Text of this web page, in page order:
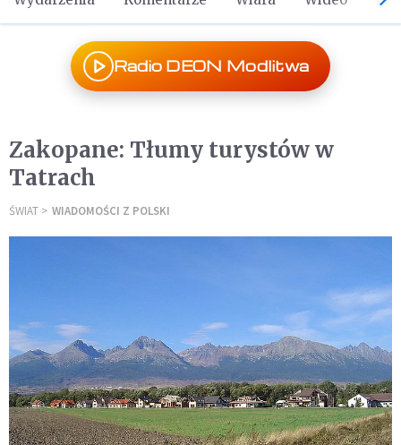
Radio DEON Modlitwa
Zakopane: Tłumy turystów w
Tatrach
ŚWIAT WIADOMOŚCI Z POLSKI